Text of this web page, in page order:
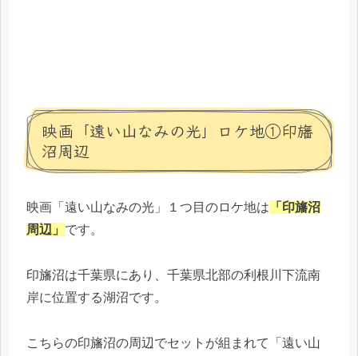
映画「遠い山なみの光」ロケ地①印旛
沼周辺
映画「遠い山なみの光」１つ目のロケ地は 「印旛沼
周辺」 です。
印旛沼は千葉県にあり、千葉県北部の利根川下流南
岸に位置する湖沼です。
こちらの印旛沼の周辺でセットが組まれて「遠い山